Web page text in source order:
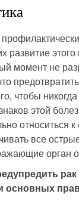
этого
момент не
чтобы никогда
этой
относиться
все
орган
основных